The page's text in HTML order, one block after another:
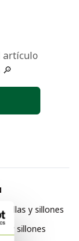
artículo
Sillas y sillones
y sillones